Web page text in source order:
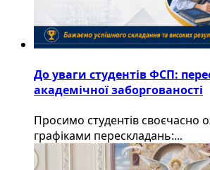
До уваги студентів ФСП:
академічної заборгованості
Просимо студентів своєчасно
графіками перескладань:...